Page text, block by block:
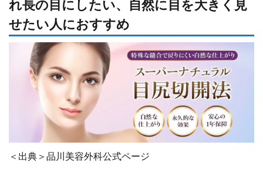
れ長の目にしたい、自然に目を大きく見
せたい人におすすめ
＜出典＞品川美容外科公式ページ